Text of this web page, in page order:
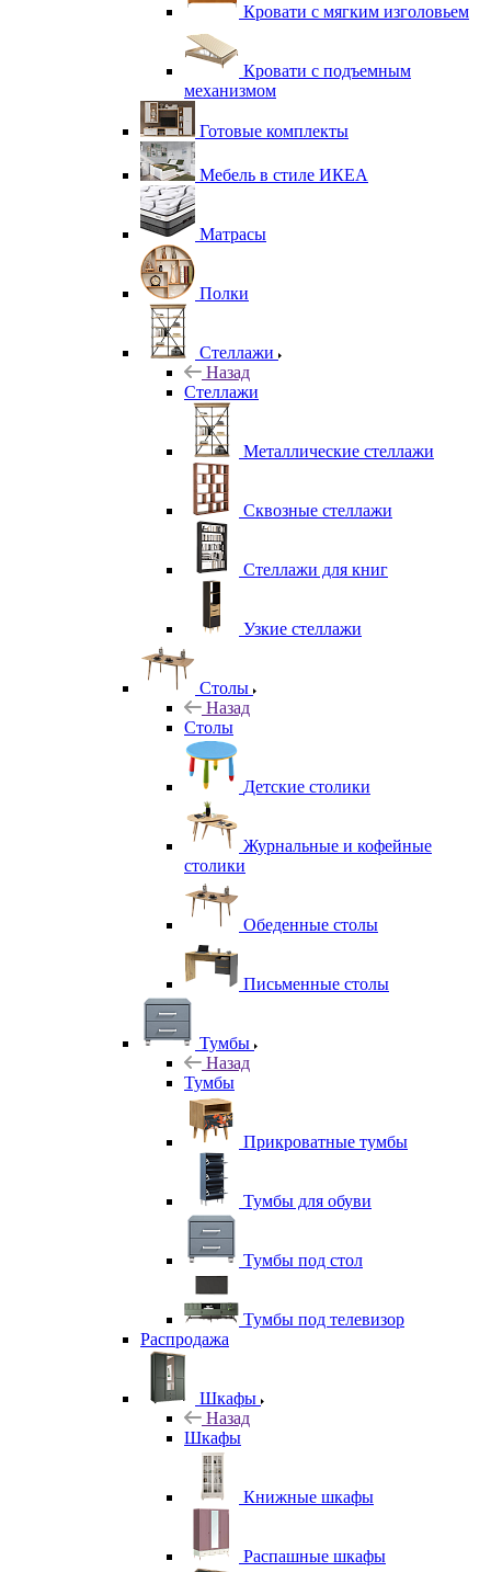
Кровати с мягким изголовьем
Кровати с подъемным
механизмом
Готовые комплекты
Мебель в стиле ИКЕА
Матрасы
Полки
Стеллажи
Назад
Стеллажи
Металлические стеллажи
Сквозные стеллажи
Стеллажи для книг
Узкие стеллажи
Столы
Назад
Столы
Детские столики
Журнальные и кофейные
столики
Обеденные столы
Письменные столы
Тумбы
Назад
Тумбы
Прикроватные тумбы
Тумбы для обуви
Тумбы под стол
Тумбы под телевизор
Распродажа
Шкафы
Назад
Шкафы
Книжные шкафы
Распашные шкафы